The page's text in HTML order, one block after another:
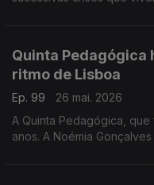
Quinta Pedagógica
ritmo de Lisboa
Ep. 99
26 mai. 2026
A Quinta Pedagógica,
anos. A Noémia